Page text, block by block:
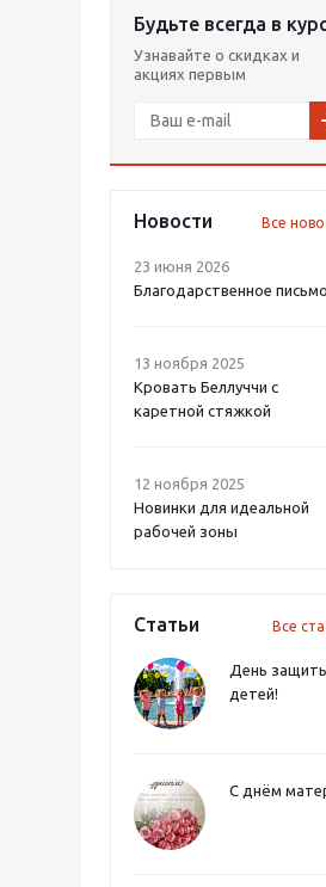
Будьте всегда в
Узнавайте о скидках и
акциях первым
Новости Все
23 июня 2026
Благодарственное письмо
13 ноября 2025
Кровать Беллуччи с
каретной стяжкой
12 ноября 2025
Новинки для идеальной
рабочей зоны
Статьи Все
День
детей!
С днём